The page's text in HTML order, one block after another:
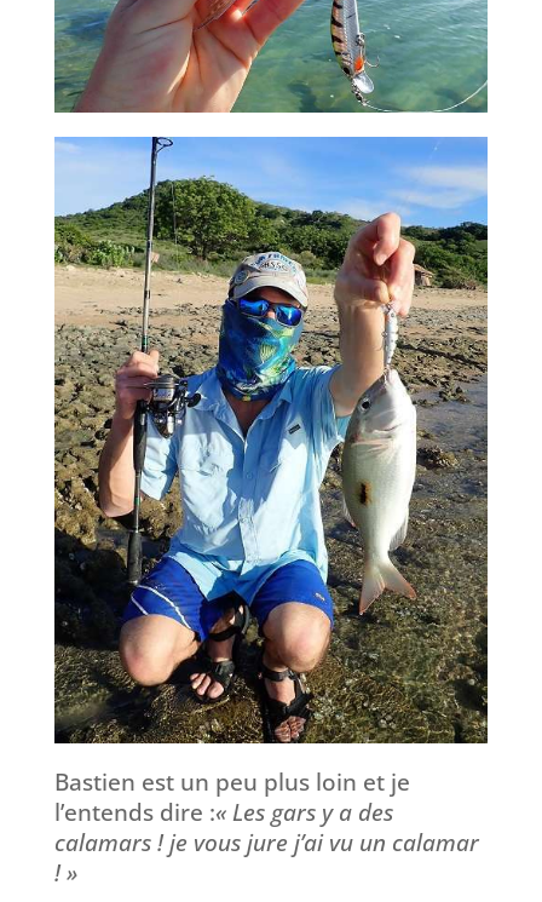
Bastien est un peu plus loin et je
l’entends dire :« Les gars y a des
calamars ! je vous jure j’ai vu un calamar
! »